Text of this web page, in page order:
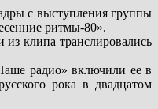
с выступления группы
ритмы-80».
клипа транслировались
радио» включили ее в
рока в двадцатом